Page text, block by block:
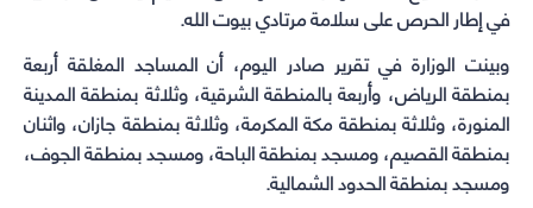
في إطار الحرص على سلامة مرتادي بيوت الله.
وبينت الوزارة في تقرير صادر اليوم، أن المساجد المغلقة أربعة
بمنطقة الرياض، وأربعة بالمنطقة الشرقية، وثلاثة بمنطقة المدينة
المنورة، وثلاثة بمنطقة مكة المكرمة، وثلاثة بمنطقة جازان، واثنان
بمنطقة القصيم، ومسجد بمنطقة الباحة، ومسجد بمنطقة الجوف،
ومسجد بمنطقة الحدود الشمالية.